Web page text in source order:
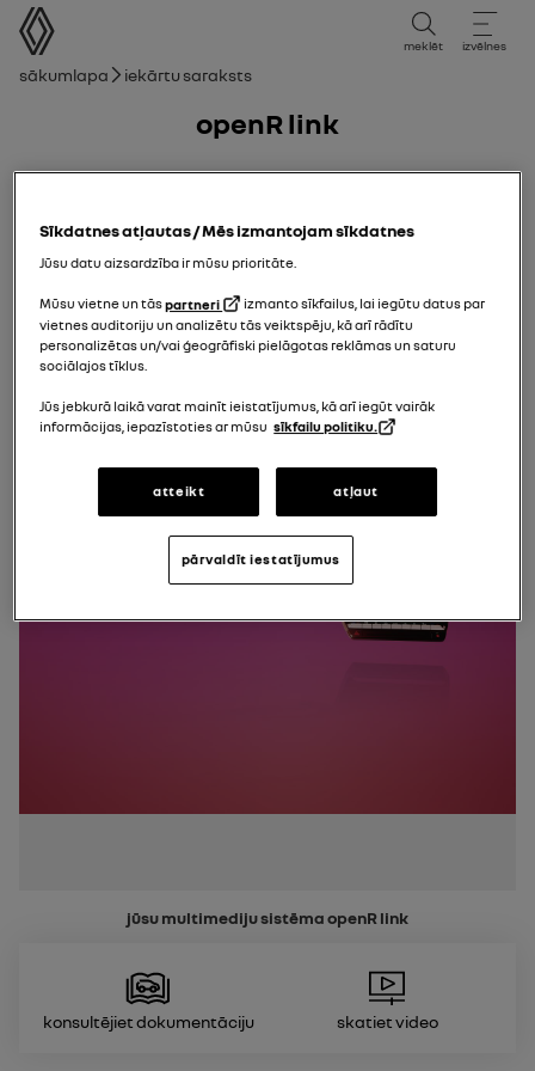
lietotāja rokasgrāmata
meklēt izvēlnes
navigācijas ceļš
Sākumlapa Iekārtu saraksts
openR link
25/08/2025līdz šodien
jūsu multimediju sistēmaopenR link
Konsultējiet dokumentāciju Skatiet video
Sīkdatnes atļautas / Mēs izmantojam sīkdatnes
Jūsu datu aizsardzība ir mūsu prioritāte.
Mūsu vietne un tāspartneri
izmanto sīkfailus, lai iegūtu datus par
vietnes auditoriju un analizētu tās veiktspēju, kā arī rādītu
personalizētas un/vai ģeogrāfiski pielāgotas reklāmas un saturu
sociālajos tīklus.
Jūs jebkurā laikā varat mainīt ieistatījumus, kā arī iegūt vairāk
informācijas, iepazīstoties ar mūsu sīkfailu politiku.
atteikt atļaut
pārvaldīt iestatījumus